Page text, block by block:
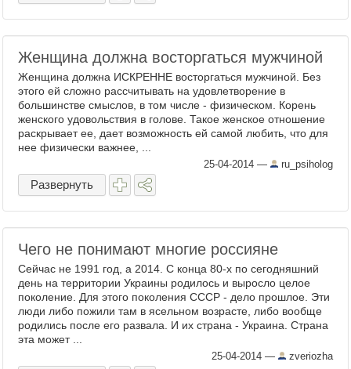
Женщина должна восторгаться мужчиной
Женщина должна ИСКРЕННЕ восторгаться мужчиной. Без
этого ей сложно рассчитывать на удовлетворение в
большинстве смыслов, в том числе - физическом. Корень
женского удовольствия в голове. Такое женское отношение
раскрывает ее, дает возможность ей самой любить, что для
нее физически важнее, ...
25-04-2014 — ru_psiholog
Развернуть
Чего не понимают многие россияне
Сейчас не 1991 год, а 2014. С конца 80-х по сегодняшний
день на территории Украины родилось и выросло целое
поколение. Для этого поколения СССР - дело прошлое. Эти
люди либо пожили там в ясельном возрасте, либо вообще
родились после его развала. И их страна - Украина. Страна
эта может ...
25-04-2014 — zveriozha